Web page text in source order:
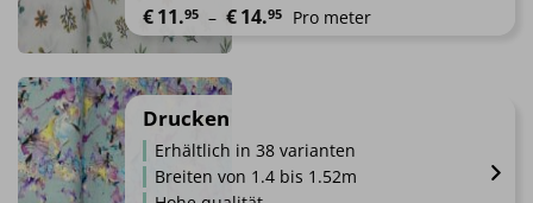
Optionen
gewählt
werden
€11.95 – €14.95 Preisspanne: €11.95 bis €14.95
Pro meter
mehrere
Varianten
auf.
Drucken
Erhältlich in 38 varianten
Breiten von 1.4 bis 1.52m